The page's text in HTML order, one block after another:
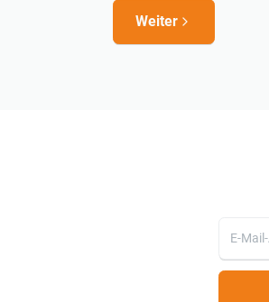
Weiter